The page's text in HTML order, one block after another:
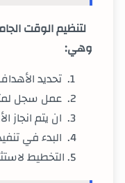
لتنظيم الوقت
وهي:
تحديد
عمل سجل
ان يتم
البدء في
التخطيط